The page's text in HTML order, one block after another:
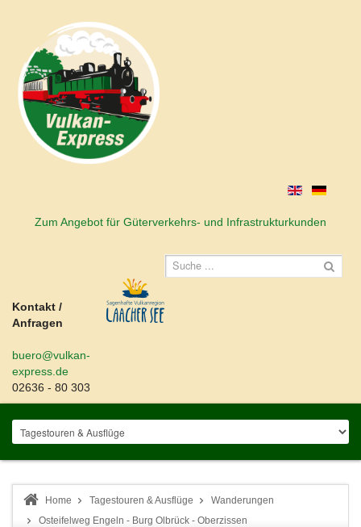
Zum Angebot für Güterverkehrs- und Infrastrukturkunden
Kontakt /
Anfragen
buero@vulkan-
express.de
02636 - 80 303
Home Tagestouren & Ausflüge
Wanderungen
Osteifelweg Engeln - Burg Olbrück - Oberzissen